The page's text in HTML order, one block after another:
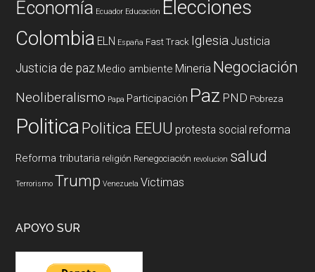
Economía Ecuador Educación Elecciones
Colombia ELN España Fast Track Iglesia Justicia
Justicia de paz Medio ambiente Mineria Negociación
Neoliberalismo Papa Participación Paz PND Pobreza
PoliticaPolitica EEUU protesta social reforma
Reforma tributaria religión Renegociación revolucion salud
Terrorismo Trump Venezuela Victimas
APOYO SUR